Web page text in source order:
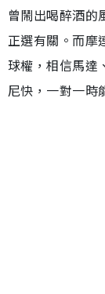
曾鬧出喝醉酒的
正選有關。而摩
球權，相信馬達
尼快，一對一時